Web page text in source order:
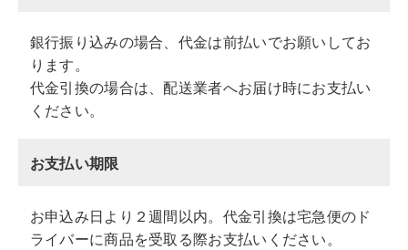
銀行振り込みの場合、代金は前払いでお願いしてお
ります。
代金引換の場合は、配送業者へお届け時にお支払い
ください。
お支払い期限
お申込み日より２週間以内。代金引換は宅急便のド
ライバーに商品を受取る際お支払いください。